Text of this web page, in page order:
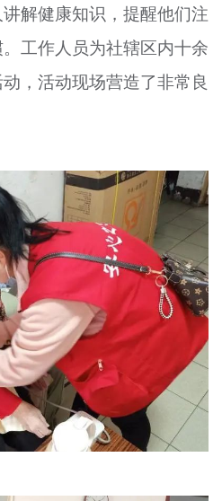
解健康知识，提醒他们注
工作人员为社辖区内十余
，活动现场营造了非常良